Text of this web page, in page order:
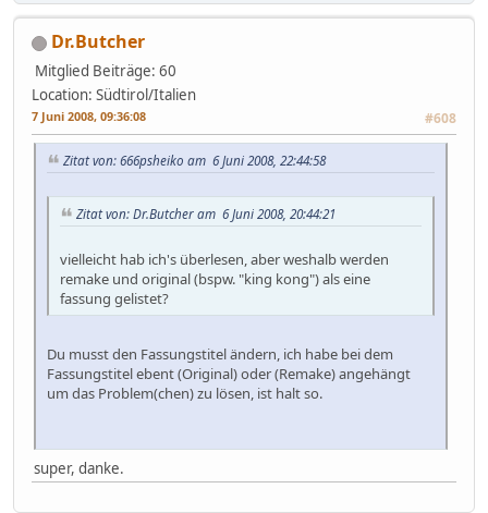
Dr.Butcher
Mitglied Beiträge: 60
Location: Südtirol/Italien
7 Juni 2008, 09:36:08 #608
Zitat von: 666psheiko am 6 Juni 2008, 22:44:58
Zitat von: Dr.Butcher am 6 Juni 2008, 20:44:21
vielleicht hab ich's überlesen, aber weshalb werden
remake und original (bspw. "king kong") als eine
fassung gelistet?
Du musst den Fassungstitel ändern, ich habe bei dem
Fassungstitel ebent (Original) oder (Remake) angehängt
um das Problem(chen) zu lösen, ist halt so.
super, danke.